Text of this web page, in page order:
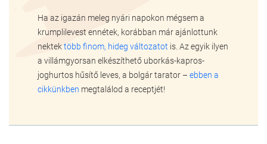
Ha az igazán meleg nyári napokon mégsem a
krumplilevest ennétek, korábban már ajánlottunk
nektektöbb finom, hideg változatot is. Az egyik ilyen
a villámgyorsan elkészíthető uborkás-kapros-
joghurtos hűsítő leves, a bolgár tarator – ebben a
cikkünkben megtalálod a receptjét!